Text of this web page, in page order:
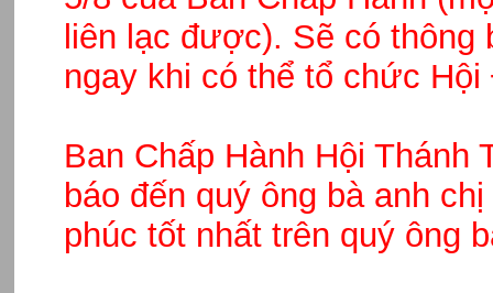
liên lạc được). Sẽ có thông
ngay khi có thể tổ chức Hội
Ban Chấp Hành Hội Thánh
báo đến quý ông bà anh
phúc tốt nhất trên quý ông